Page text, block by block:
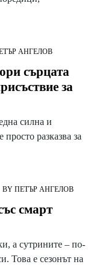
АНГЕЛОВ
сърцата
за
силна и
разказва за
BY ПЕТЪР АНГЕЛОВ
смарт
а сутрините – по-
Това е сезонът на